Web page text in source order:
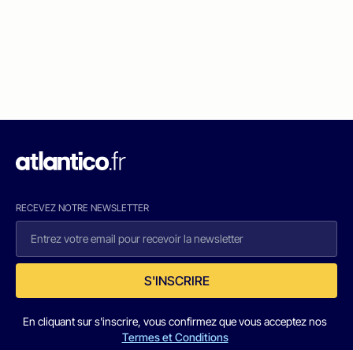
RECEVEZ NOTRE NEWSLETTER
S'INSCRIRE
En cliquant sur s'inscrire, vous confirmez que vous acceptez nos
Termes et Conditions